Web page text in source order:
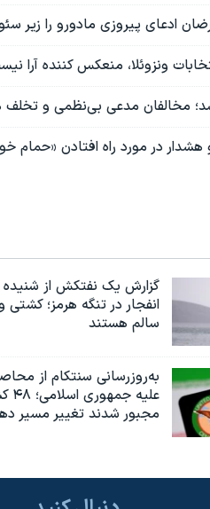
ادعای پیروزی مادورو را زیر
ونزوئلا، منعکس کننده آرا
شد؛ مخالفان مدعی بی‌نظمی و
هشدار در مورد راه افتادن «حمام
گزارش یک نفتکش از
انفجار در تنگه هرمز؛
سالم هستند
به‌روزرسانی سنتکام از
علیه
مجبور شدند تغییر مسیر